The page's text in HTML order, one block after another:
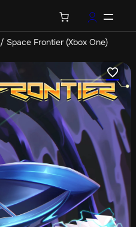
/ Space Frontier (Xbox One)